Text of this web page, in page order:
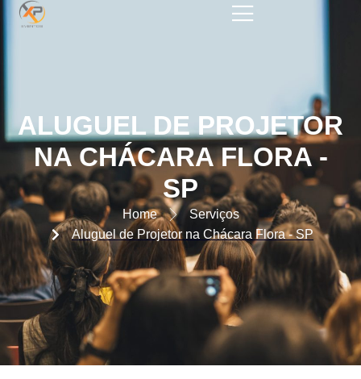
ALUGUEL DE PROJETOR
NA CHÁCARA FLORA -
SP
Home
Serviços
Aluguel de Projetor na Chácara Flora - SP